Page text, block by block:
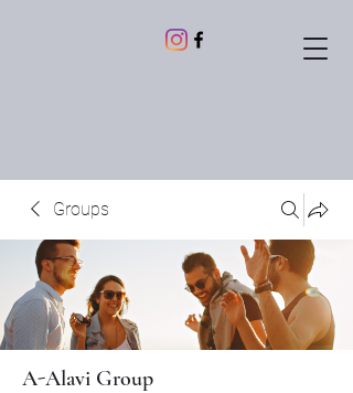
Groups
A-Alavi Group